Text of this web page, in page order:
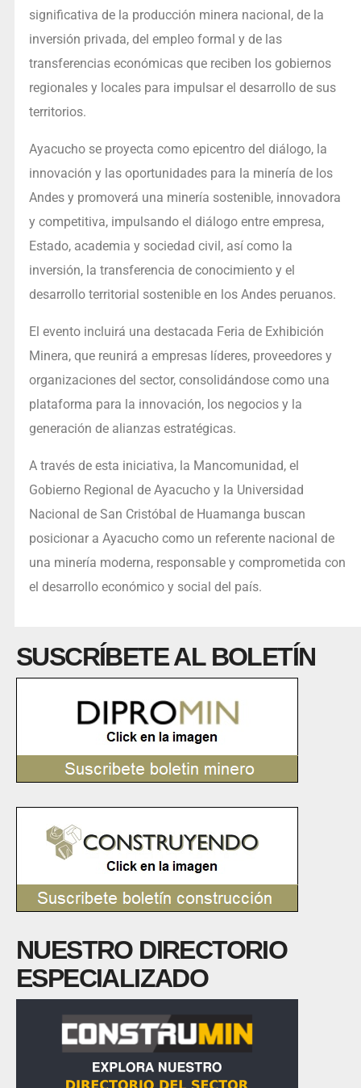
significativa de la producción minera nacional, de la
inversión privada, del empleo formal y de las
transferencias económicas que reciben los gobiernos
regionales y locales para impulsar el desarrollo de sus
territorios.
Ayacucho se proyecta como epicentro del diálogo, la
innovación y las oportunidades para la minería de los
Andes y promoverá una minería sostenible, innovadora
y competitiva, impulsando el diálogo entre empresa,
Estado, academia y sociedad civil, así como la
inversión, la transferencia de conocimiento y el
desarrollo territorial sostenible en los Andes peruanos.
El evento incluirá una destacada Feria de Exhibición
Minera, que reunirá a empresas líderes, proveedores y
organizaciones del sector, consolidándose como una
plataforma para la innovación, los negocios y la
generación de alianzas estratégicas.
A través de esta iniciativa, la Mancomunidad, el
Gobierno Regional de Ayacucho y la Universidad
Nacional de San Cristóbal de Huamanga buscan
posicionar a Ayacucho como un referente nacional de
una minería moderna, responsable y comprometida con
el desarrollo económico y social del país.
SUSCRÍBETE AL BOLETÍN
NUESTRO DIRECTORIO
ESPECIALIZADO